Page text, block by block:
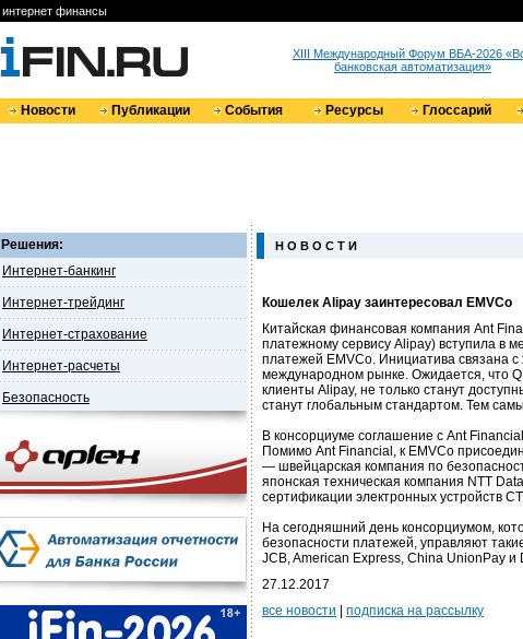
интернет финансы
XIII Международный Форум ВБА-2026
банковская автоматизация»
Новости Публикации События Ресурсы Глоссарий
Решения:
Интернет-банкинг
Интернет-трейдинг
Интернет-страхование
Интернет-расчеты
Безопасность
Н О В О С Т И
Кошелек Alipay заинтересовал EMVCo
Китайская финансовая компания Ant
платежному сервису Alipay) вступила в
платежей EMVCo. Инициатива связана
международном рынке. Ожидается, что
клиенты Alipay, не только станут
станут глобальным стандартом. Тем
В консорциуме соглашение с Ant
Помимо Ant Financial, к EMVCo
— швейцарская компания по
японская техническая компания NTT
сертификации электронных устройств
На сегодняшний день консорциумом,
безопасности платежей, управляют
JCB, American Express, China UnionPay и
27.12.2017
все новости
подписка на рассылку